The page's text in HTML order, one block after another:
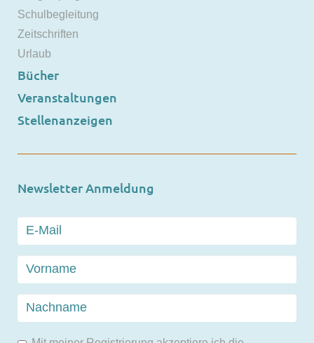
Schulbegleitung
Zeitschriften
Urlaub
Bücher
Veranstaltungen
Stellenanzeigen
Newsletter Anmeldung